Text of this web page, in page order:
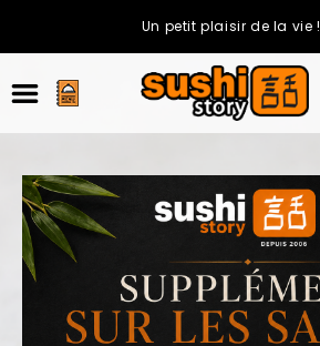
Un petit plaisir de la vie !
ACCUEIL